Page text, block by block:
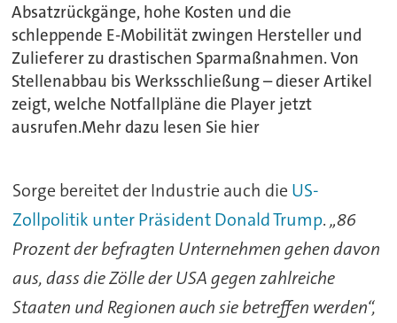
Absatzrückgänge, hohe Kosten und die
schleppende E-Mobilität zwingen Hersteller und
Zulieferer zu drastischen Sparmaßnahmen. Von
Stellenabbau bis Werksschließung – dieser Artikel
zeigt, welche Notfallpläne die Player jetzt
ausrufen.Mehr dazu lesen Sie hier
Sorge bereitet der Industrie auch die US-
Zollpolitik unter Präsident Donald Trump.„86
Prozent der befragten Unternehmen gehen davon
aus, dass die Zölle der USA gegen zahlreiche
Staaten und Regionen auch sie betreffen werden“,